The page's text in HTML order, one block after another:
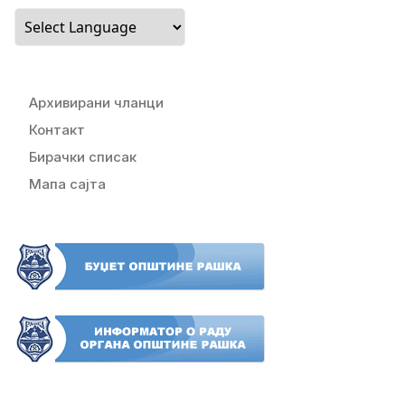
Архивирани чланци
Контакт
Бирачки списак
Мапа сајта